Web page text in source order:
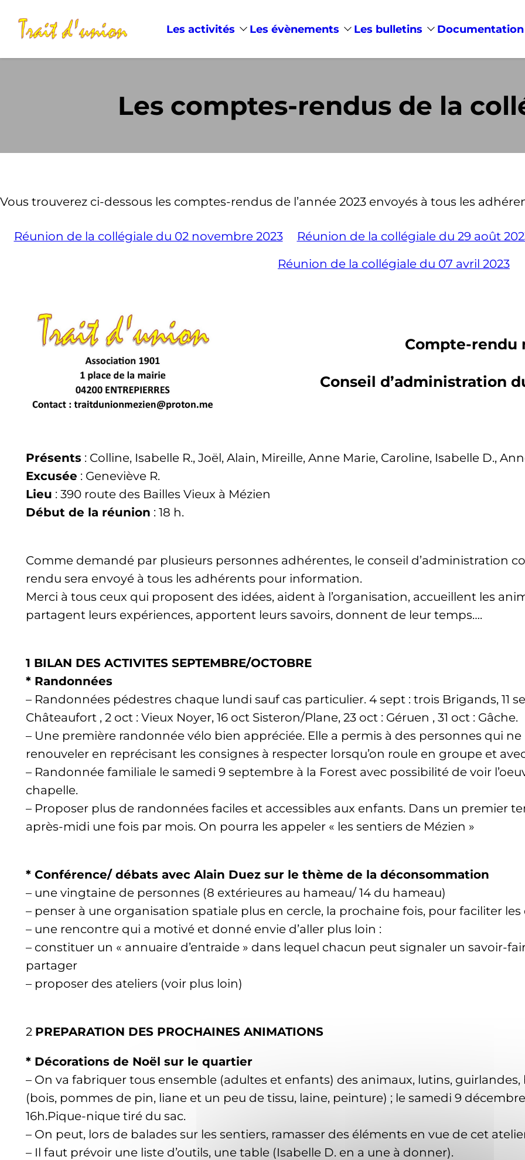
Les activités Les évènements Les bulletins Documentation
Les comptes-rendus de la
Vous trouverez ci-dessous les comptes-rendus de l’année 2023 envoyés à tous les
Réunion de la collégiale du 02 novembre 2023 Réunion de la collégiale du 29 août
Réunion de la collégiale du 07 avril 2023
Compte-rendu
Conseil d’administration
Présents : Colline, Isabelle R., Joël, Alain, Mireille, Anne Marie, Caroline, Isabelle D.,
Excusée : Geneviève R.
Lieu : 390 route des Bailles Vieux à Mézien
Début de la réunion : 18 h.
Comme demandé par plusieurs personnes adhérentes, le conseil d’administration
rendu sera envoyé à tous les adhérents pour information.
Merci à tous ceux qui proposent des idées, aident à l’organisation, accueillent les
partagent leurs expériences, apportent leurs savoirs, donnent de leur temps….
1 BILAN DES ACTIVITES SEPTEMBRE/OCTOBRE
* Randonnées
– Randonnées pédestres chaque lundi sauf cas particulier. 4 sept : trois Brigands, 11
Châteaufort , 2 oct : Vieux Noyer, 16 oct Sisteron/Plane, 23 oct : Géruen , 31 oct : Gâche.
– Une première randonnée vélo bien appréciée. Elle a permis à des personnes qui
renouveler en reprécisant les consignes à respecter lorsqu’on roule en groupe et
– Randonnée familiale le samedi 9 septembre à la Forest avec possibilité de voir
chapelle.
– Proposer plus de randonnées faciles et accessibles aux enfants. Dans un premier
après-midi une fois par mois. On pourra les appeler « les sentiers de Mézien »
* Conférence/ débats avec Alain Duez sur le thème de la déconsommation
– une vingtaine de personnes (8 extérieures au hameau/ 14 du hameau)
– penser à une organisation spatiale plus en cercle, la prochaine fois, pour faciliter les
– une rencontre qui a motivé et donné envie d’aller plus loin :
– constituer un « annuaire d’entraide » dans lequel chacun peut signaler un savoir-
partager
– proposer des ateliers (voir plus loin)
2 PREPARATION DES PROCHAINES ANIMATIONS
* Décorations de Noël sur le quartier
– On va fabriquer tous ensemble (adultes et enfants) des animaux, lutins,
(bois, pommes de pin, liane et un peu de tissu, laine, peinture) ; le samedi 9
16h.Pique-nique tiré du sac.
– On peut, lors de balades sur les sentiers, ramasser des éléments en vue de cet
– Il faut prévoir une liste d’outils, une table (Isabelle D. en a une à donner).